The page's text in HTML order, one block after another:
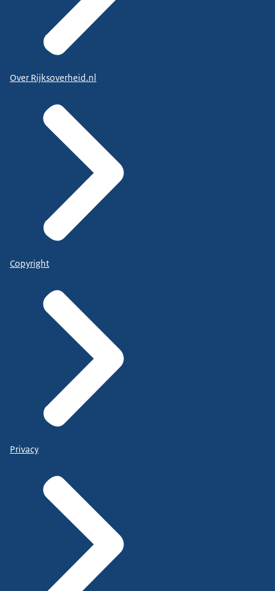
Over Rijksoverheid.nl
Copyright
Privacy